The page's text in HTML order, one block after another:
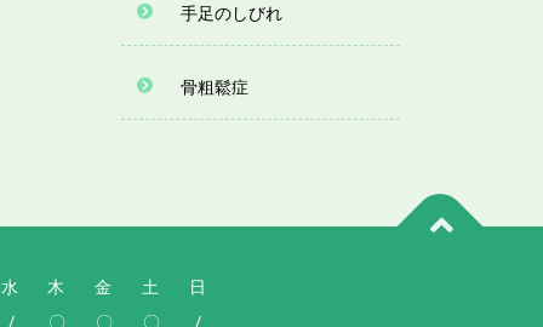
手足のしびれ
骨粗鬆症
水 木 金 土
日
/ 〇 〇 〇 /